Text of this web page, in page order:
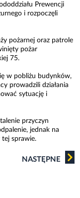
Prewencji
i rozpoczęli
pożarnej oraz patrole
pożar
75.
w pobliżu budynków,
prowadzili działania
sytuację i
przyczyn
jednak na
sprawie.
NASTĘPNE